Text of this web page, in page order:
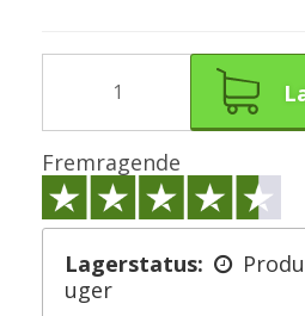
Fremragende
Lagerstatus:
uger